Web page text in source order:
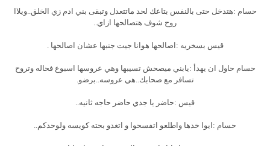
حسام :هتدخل حتى بالنفس بتاعك لحد ماتتعدل وتبقى بني ادم زي الخلق..ويلاا
روح شوف هتصالحها ازاي..
قيس بسخريه :اصالحها هوانا جيت جنبها عشان اصالحها .
حسام حاول ان يهدأ :يابني ميصحش تسيبها وهي عروسها اسبوع فحاله وتروح
تسافر مع صحابك..هي عروسه..برضو.
قيس :حاضر يا جدي حاضر حاجه ثانيه..
حسام :ايوا خدها واطلعو اتفسحوا و اتغدو بحته كويسه ولوحدكم..